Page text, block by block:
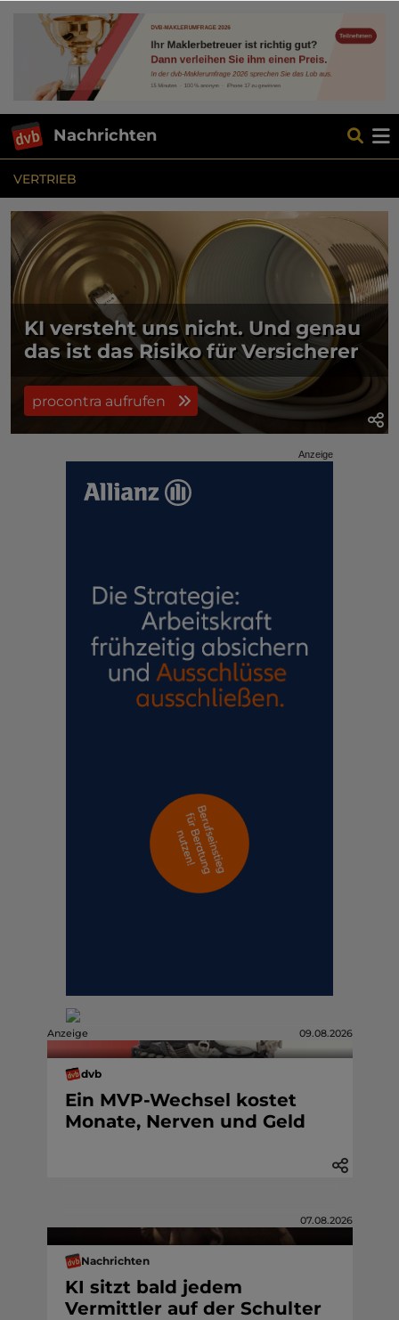
Nachrichten
VERTRIEB
KI versteht uns nicht. Und genau
das ist das Risiko für Versicherer
procontra aufrufen
Anzeige
Anzeige 09.08.2026
dvb
Ein MVP-Wechsel kostet
Monate, Nerven und Geld
07.08.2026
Nachrichten
KI sitzt bald jedem
Vermittler auf der Schulter